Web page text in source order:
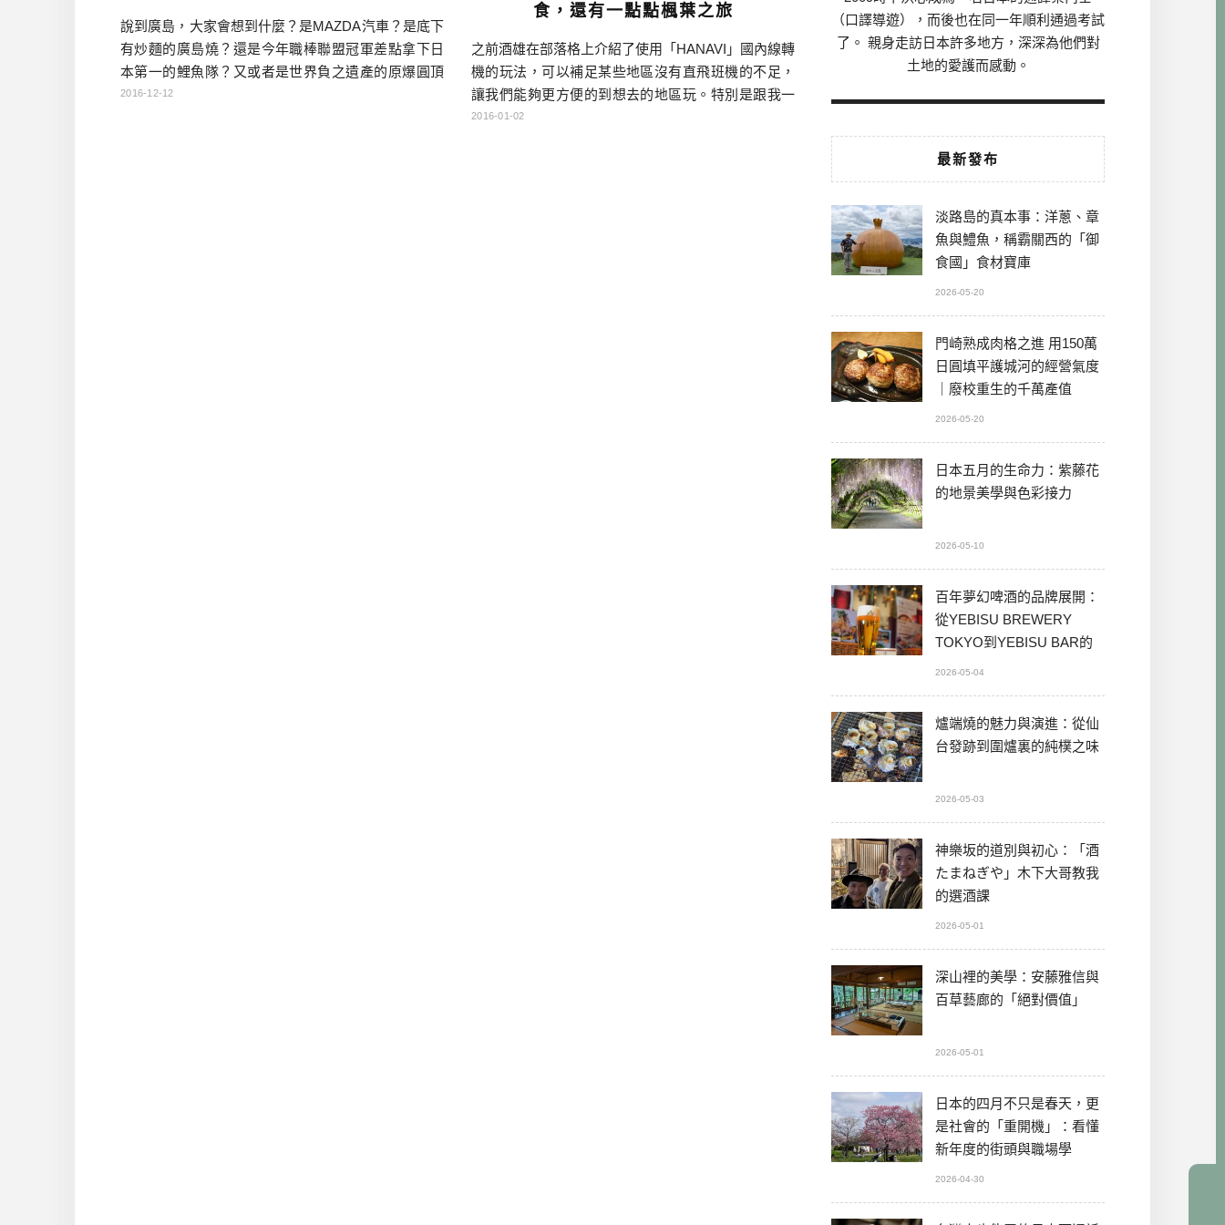
說到廣島，大家會想到什麼？是MAZDA汽車？是底下
有炒麵的廣島燒？還是今年職棒聯盟冠軍差點拿下日
本第一的鯉魚隊？又或者是世界負之遺產的原爆圓頂
館？我在廣島有了兩天一夜的時間，所以打算下午的
2016-12-12
食，還有一點點楓葉之旅
之前酒雄在部落格上介紹了使用「HANAVI」國內線轉
機的玩法，可以補足某些地區沒有直飛班機的不足，
讓我們能夠更方便的到想去的地區玩。特別是跟我一
樣喜歡玩自駕的朋友，跟這種玩法搭配的話，不但可
2016-01-02
（口譯導遊），而後也在同一年順利通過考試
了。 親身走訪日本許多地方，深深為他們對
土地的愛護而感動。
最新發布
淡路島的真本事：洋蔥、章
魚與鱧魚，稱霸關西的「御
食國」食材寶庫
2026-05-20
門崎熟成肉格之進 用150萬
日圓填平護城河的經營氣度
｜廢校重生的千萬產值
2026-05-20
日本五月的生命力：紫藤花
的地景美學與色彩接力
2026-05-10
百年夢幻啤酒的品牌展開：
從YEBISU BREWERY
TOKYO到YEBISU BAR的
2026-05-04
爐端燒的魅力與演進：從仙
台發跡到圍爐裏的純樸之味
2026-05-03
神樂坂的道別與初心：「酒
たまねぎや」木下大哥教我
的選酒課
2026-05-01
深山裡的美學：安藤雅信與
百草藝廊的「絕對價值」
2026-05-01
日本的四月不只是春天，更
是社會的「重開機」：看懂
新年度的街頭與職場學
2026-04-30